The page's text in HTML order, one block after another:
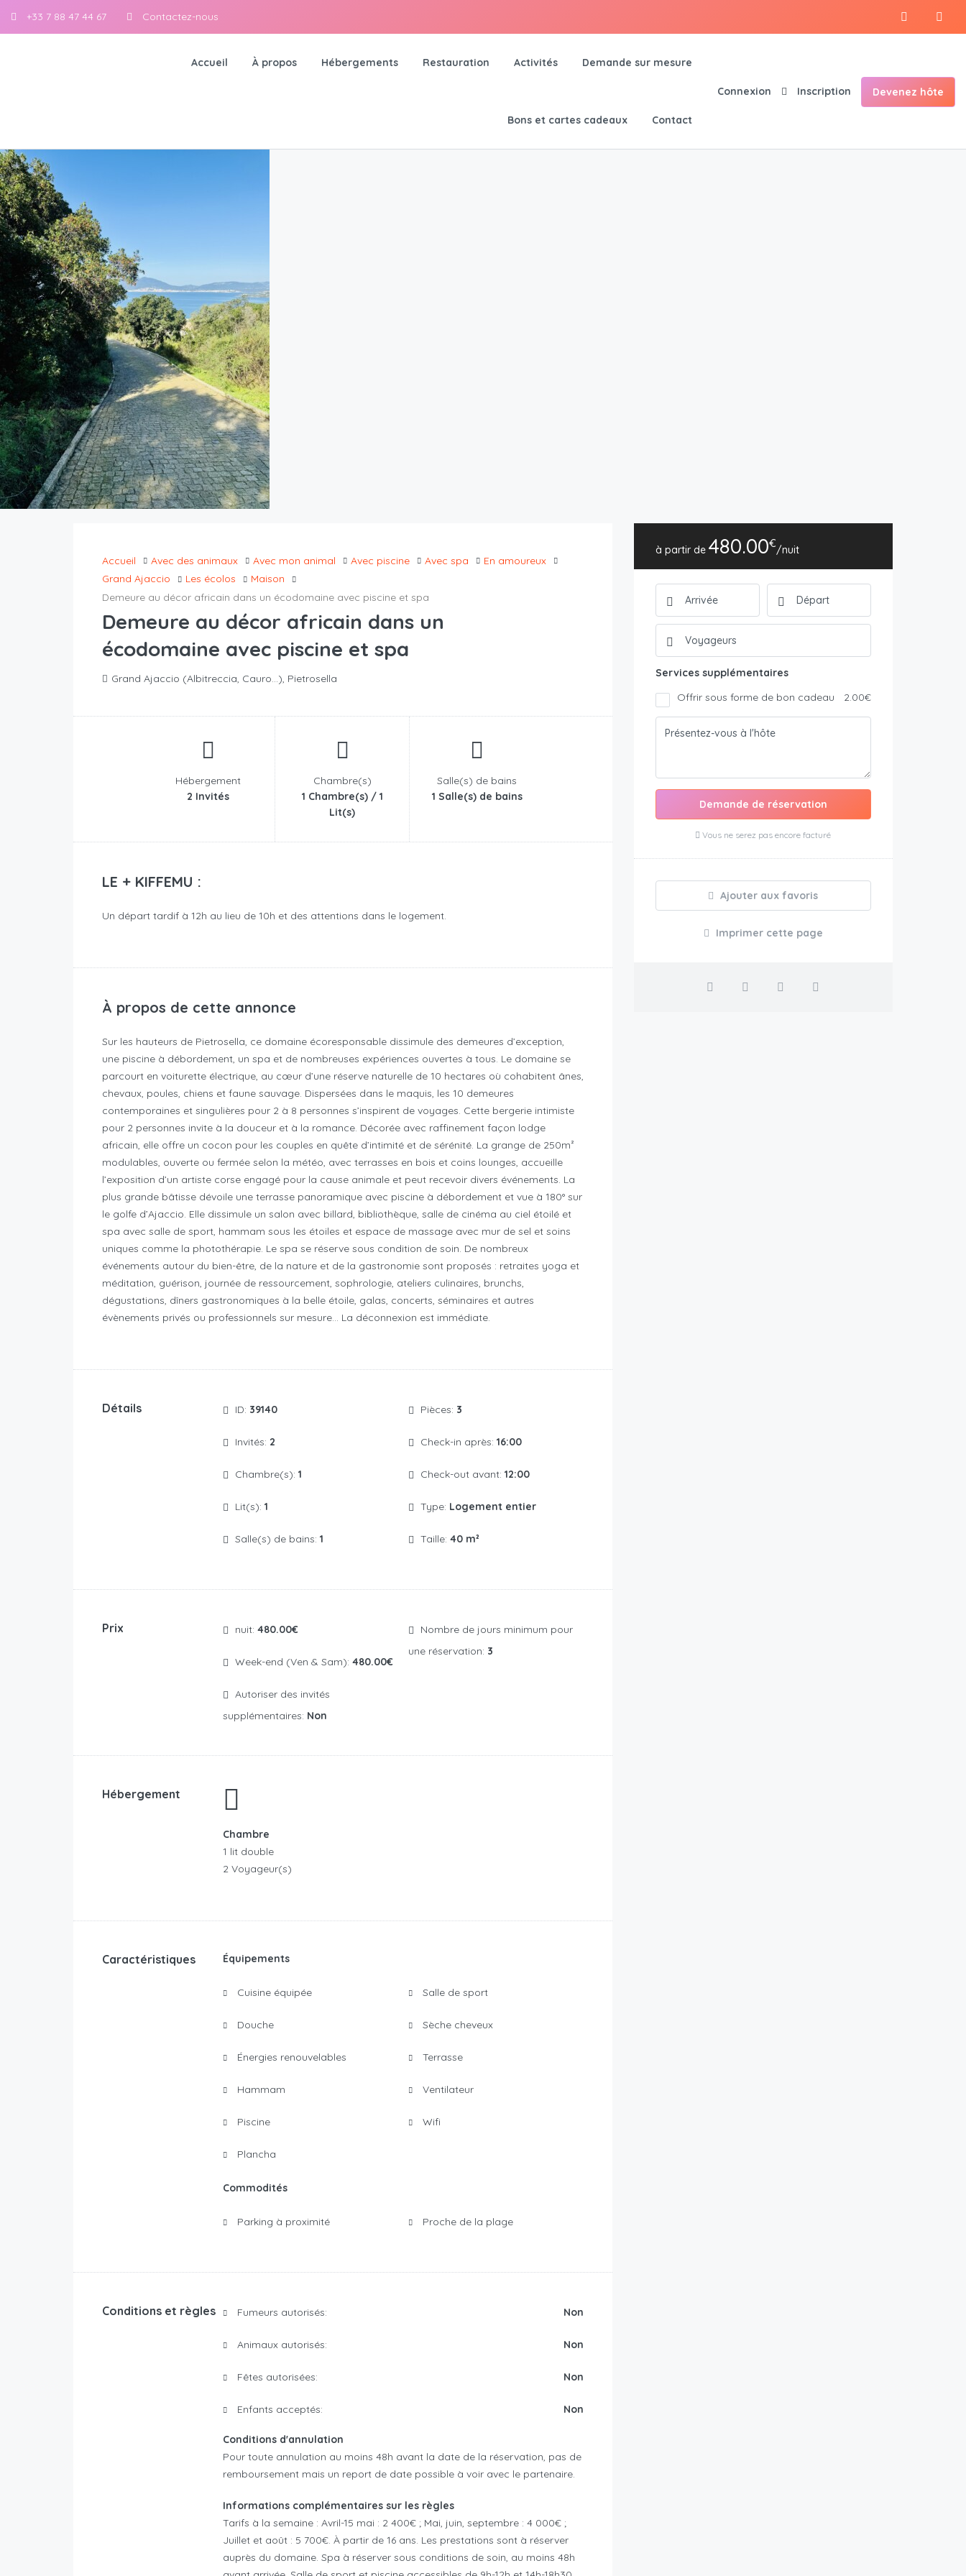
+33 7 88 47 44 67 Contactez-nous
Accueil À propos Hébergements Restauration Activités Demande sur mesure
Bons et cartes cadeaux Contact
Connexion Inscription Devenez hôte
Accueil Avec des animaux Avec mon animal Avec piscine Avec spa
En amoureux
Grand Ajaccio
Les écolos
Maison
Demeure au décor africain dans un écodomaine avec piscine et spa
Demeure au décor africain dans un
écodomaine avec piscine et spa
Grand Ajaccio (Albitreccia, Cauro...), Pietrosella
Hébergement
2 Invités
Chambre(s)
1 Chambre(s) / 1
Lit(s)
Salle(s) de bains
1 Salle(s) de bains
LE + KIFFEMU :
Un départ tardif à 12h au lieu de 10h et des attentions dans le logement.
À propos de cette annonce
Sur les hauteurs de Pietrosella, ce domaine écoresponsable dissimule des demeures d’exception,
une piscine à débordement, un spa et de nombreuses expériences ouvertes à tous. Le domaine se
parcourt en voiturette électrique, au cœur d’une réserve naturelle de 10 hectares où cohabitent ânes,
chevaux, poules, chiens et faune sauvage. Dispersées dans le maquis, les 10 demeures
contemporaines et singulières pour 2 à 8 personnes s’inspirent de voyages. Cette bergerie intimiste
pour 2 personnes invite à la douceur et à la romance. Décorée avec raffinement façon lodge
africain, elle offre un cocon pour les couples en quête d’intimité et de sérénité. La grange de 250m²
modulables, ouverte ou fermée selon la météo, avec terrasses en bois et coins lounges, accueille
l’exposition d’un artiste corse engagé pour la cause animale et peut recevoir divers événements. La
plus grande bâtisse dévoile une terrasse panoramique avec piscine à débordement et vue à 180° sur
le golfe d’Ajaccio. Elle dissimule un salon avec billard, bibliothèque, salle de cinéma au ciel étoilé et
spa avec salle de sport, hammam sous les étoiles et espace de massage avec mur de sel et soins
uniques comme la photothérapie. Le spa se réserve sous condition de soin. De nombreux
événements autour du bien-être, de la nature et de la gastronomie sont proposés : retraites yoga et
méditation, guérison, journée de ressourcement, sophrologie, ateliers culinaires, brunchs,
dégustations, dîners gastronomiques à la belle étoile, galas, concerts, séminaires et autres
évènements privés ou professionnels sur mesure… La déconnexion est immédiate.
Détails ID: 39140
Invités: 2
Chambre(s): 1
Lit(s): 1
Salle(s) de bains: 1
Pièces: 3
Check-in après: 16:00
Check-out avant: 12:00
Type: Logement entier
Taille: 40 m²
Prix nuit: 480.00€
Week-end (Ven & Sam): 480.00€
supplémentaires: Non
une réservation: 3
Hébergement
Chambre
1 lit double
2 Voyageur(s)
Caractéristiques Équipements
Cuisine équipée
Douche
Énergies renouvelables
Hammam
Piscine
Plancha
Salle de sport
Sèche cheveux
Terrasse
Ventilateur
Wifi
Commodités
Parking à proximité Proche de la plage
Conditions et règles Fumeurs autorisés: Non
Animaux autorisés: Non
Fêtes autorisées: Non
Enfants acceptés: Non
Conditions d'annulation
Pour toute annulation au moins 48h avant la date de la réservation, pas de
remboursement mais un report de date possible à voir avec le partenaire.
Informations complémentaires sur les règles
Tarifs à la semaine : Avril-15 mai : 2 400€ ; Mai, juin, septembre : 4 000€ ;
Juillet et août : 5 700€. À partir de 16 ans. Les prestations sont à réserver
auprès du domaine. Spa à réserver sous conditions de soin, au moins 48h
480.00€/nuit
Services supplémentaires
Offrir sous forme de bon cadeau
2.00€
Demande de réservation
Vous ne serez pas encore facturé
Ajouter aux favoris
Imprimer cette page